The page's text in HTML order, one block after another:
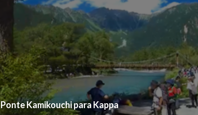
Ponte Kamikouchi para Kappa